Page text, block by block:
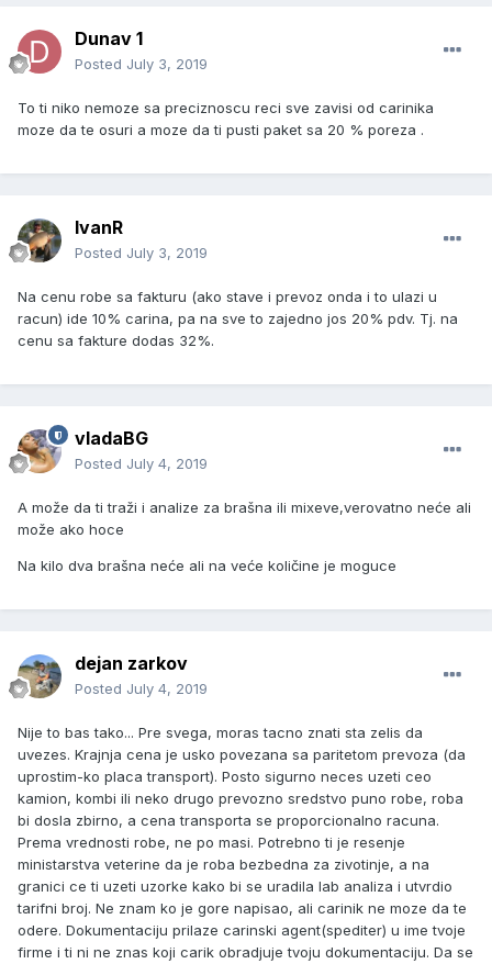
Dunav 1
Posted July 3, 2019
To ti niko nemoze sa preciznoscu reci sve zavisi od carinika
moze da te osuri a moze da ti pusti paket sa 20 % poreza .
IvanR
Posted July 3, 2019
Na cenu robe sa fakturu (ako stave i prevoz onda i to ulazi u
racun) ide 10% carina, pa na sve to zajedno jos 20% pdv. Tj. na
cenu sa fakture dodas 32%.
vladaBG
Posted July 4, 2019
A može da ti traži i analize za brašna ili mixeve,verovatno neće ali
može ako hoce
Na kilo dva brašna neće ali na veće količine je moguce
dejan zarkov
Posted July 4, 2019
Nije to bas tako... Pre svega, moras tacno znati sta zelis da
uvezes. Krajnja cena je usko povezana sa paritetom prevoza (da
uprostim-ko placa transport). Posto sigurno neces uzeti ceo
kamion, kombi ili neko drugo prevozno sredstvo puno robe, roba
bi dosla zbirno, a cena transporta se proporcionalno racuna.
Prema vrednosti robe, ne po masi. Potrebno ti je resenje
ministarstva veterine da je roba bezbedna za zivotinje, a na
granici ce ti uzeti uzorke kako bi se uradila lab analiza i utvrdio
tarifni broj. Ne znam ko je gore napisao, ali carinik ne moze da te
odere. Dokumentaciju prilaze carinski agent(spediter) u ime tvoje
firme i ti ni ne znas koji carik obradjuje tvoju dokumentaciju. Da se